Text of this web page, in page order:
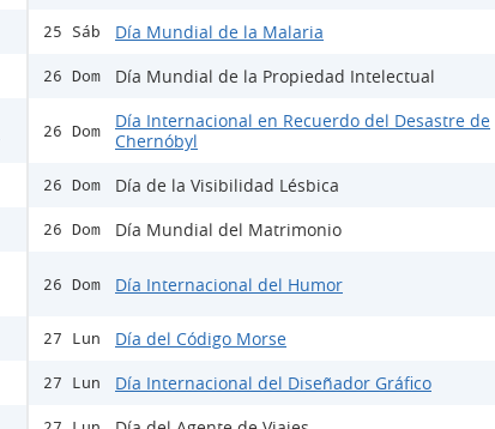
25 Sáb Día Mundial de la Malaria
26 Dom Día Mundial de la Propiedad Intelectual
26 Dom
Día Internacional en Recuerdo del Desastre de
Chernóbyl
26 Dom Día de la Visibilidad Lésbica
26 Dom Día Mundial del Matrimonio
26 Dom Día Internacional del Humor
27 Lun Día del Código Morse
27 Lun Día Internacional del Diseñador Gráfico